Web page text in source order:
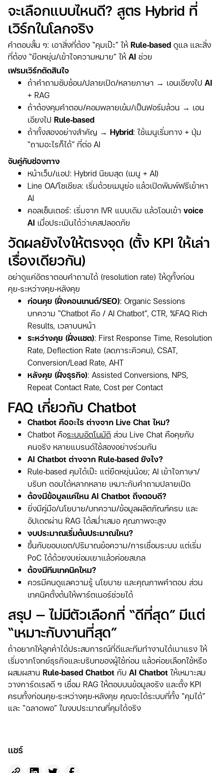
จะเลือกแบบไหนดี? สูตร Hybrid ที่
เวิร์กในโลกจริง
คำตอบสั้น ๆ: เอาสิ่งที่ต้อง “คุมเป๊ะ” ให้ Rule‑based ดูแล และสิ่ง
ที่ต้อง “ยืดหยุ่น/เข้าใจความหมาย” ให้ AI ช่วย
เฟรมเวิร์กตัดสินใจ
ถ้าคำถามซับซ้อน/ปลายเปิด/หลายภาษา → เอนเอียงไป AI
+ RAG
ถ้าต้องคุมคำตอบ/คอมพลายเข้ม/เป็นฟอร์มล้วน → เอน
เอียงไป Rule‑based
ถ้าทั้งสองอย่างสำคัญ → Hybrid: ใช้เมนูเริ่มทาง + ปุ่ม
“ถามอะไรก็ได้” ที่ต่อ AI
จับคู่กับช่องทาง
หน้าเว็บ/แอป: Hybrid นิยมสุด (เมนู + AI)
Line OA/โซเชียล: เริ่มด้วยเมนูย่อ แล้วเปิดพิมพ์ฟรีเข้าหา
AI
คอลเซ็นเตอร์: เริ่มจาก IVR แบบเดิม แล้วโอนเข้า voice
AI เมื่อประเมินได้ว่าเคสปลอดภัย
วัดผลยังไงให้ตรงจุด (ตั้ง KPI ให้เล่า
เรื่องเดียวกัน)
อย่าดูแค่อัตราตอบคำถามได้ (resolution rate) ให้ดูทั้งก่อน
คุย‑ระหว่างคุย‑หลังคุย
ก่อนคุย (ฝั่งคอนเทนต์/SEO): Organic Sessions
บทความ “Chatbot คือ / AI Chatbot”, CTR, %FAQ Rich
Results, เวลาบนหน้า
ระหว่างคุย (ฝั่งแชต): First Response Time, Resolution
Rate, Deflection Rate (ลดภาระคิวคน), CSAT,
Conversion/Lead Rate, AHT
หลังคุย (ฝั่งธุรกิจ): Assisted Conversions, NPS,
Repeat Contact Rate, Cost per Contact
FAQ เกี่ยวกับ Chatbot
Chatbot คืออะไร ต่างจาก Live Chat ไหม?
Chatbot คือระบบอัตโนมัติ ส่วน Live Chat คือคุยกับ
คนจริง หลายแบรนด์ใช้สองอย่างร่วมกัน
AI Chatbot ต่างจาก Rule‑based ยังไง?
Rule‑based คุมได้เป๊ะ แต่ยืดหยุ่นน้อย; AI เข้าใจภาษา/
บริบท ตอบได้หลากหลาย เหมาะกับคำถามปลายเปิด
ต้องมีข้อมูลแค่ไหน AI Chatbot ถึงตอบดี?
ยิ่งมีคู่มือ/นโยบาย/บทความ/ข้อมูลผลิตภัณฑ์ครบ และ
อัปเดตผ่าน RAG ได้สม่ำเสมอ คุณภาพจะสูง
งบประมาณเริ่มต้นประมาณไหน?
ขึ้นกับขอบเขต/ปริมาณข้อความ/การเชื่อมระบบ แต่เริ่ม
PoC ได้ด้วยงบย่อมเยาแล้วค่อยสเกล
ต้องมีทีมเทคนิคไหม?
ควรมีคนดูแลความรู้ นโยบาย และคุณภาพคำตอบ ส่วน
เทคนิคตั้งต้นให้พาร์ตเนอร์ช่วยได้
สรุป — ไม่มีตัวเลือกที่ “ดีที่สุด” มีแต่
“เหมาะกับงานที่สุด”
ถ้าอยากให้ลูกค้าได้ประสบการณ์ที่ดีและทีมทำงานได้เบาแรง ให้
เริ่มจากโจทย์ธุรกิจและบริบทของผู้ใช้ก่อน แล้วค่อยเลือกใช้หรือ
ผสมผสาน Rule‑based Chatbot กับ AI Chatbot ให้เหมาะสม
วางการ์ดเรลดี ๆ เชื่อม RAG ให้ตอบบนข้อมูลจริง และตั้ง KPI
ครบทั้งก่อนคุย‑ระหว่างคุย‑หลังคุย คุณจะได้ระบบที่ทั้ง “คุมได้”
และ “ฉลาดพอ” ในงบประมาณที่คุมได้จริง
แชร์